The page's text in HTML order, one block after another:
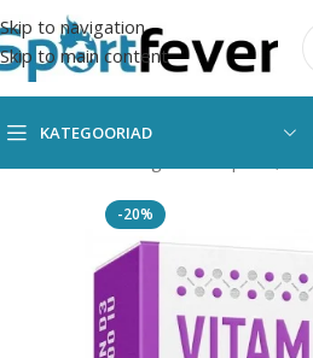
Skip to navigation
Skip to main content
KATEGOORIAD
-20%